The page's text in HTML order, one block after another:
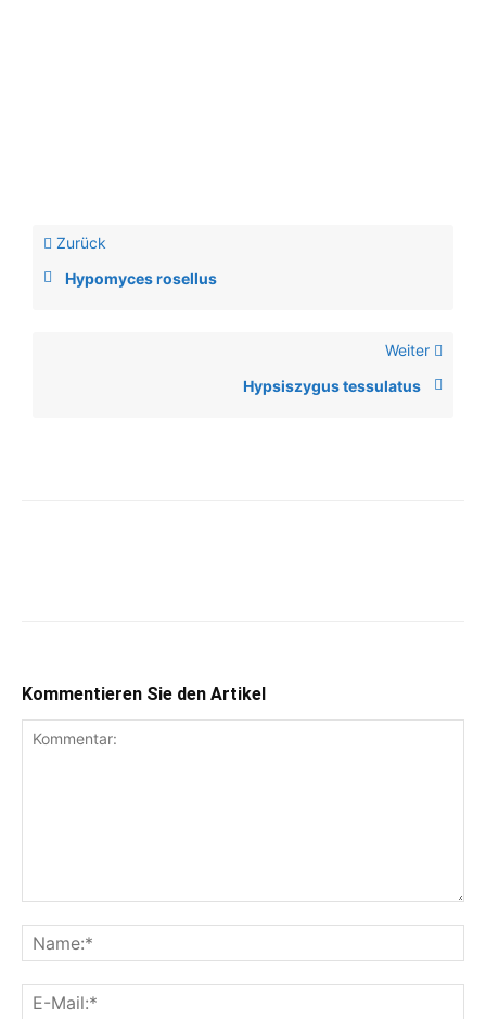
Zurück
Hypomyces rosellus
Weiter
Hypsiszygus tessulatus
Kommentieren Sie den Artikel